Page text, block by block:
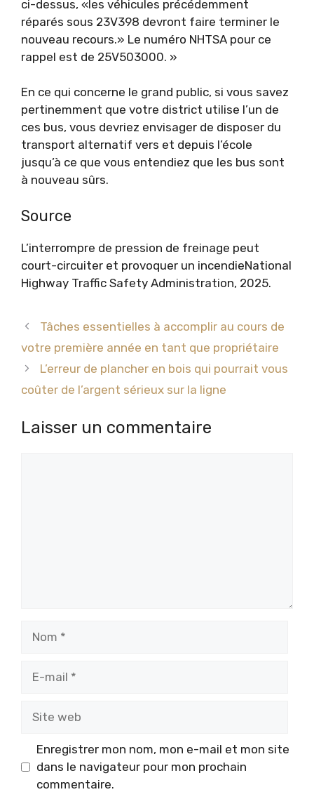
ci-dessus, «les véhicules précédemment
réparés sous 23V398 devront faire terminer le
nouveau recours.» Le numéro NHTSA pour ce
rappel est de 25V503000. »
En ce qui concerne le grand public, si vous savez
pertinemment que votre district utilise l’un de
ces bus, vous devriez envisager de disposer du
transport alternatif vers et depuis l’école
jusqu’à ce que vous entendiez que les bus sont
à nouveau sûrs.
Source
L’interrompre de pression de freinage peut
court-circuiter et provoquer un incendieNational
Highway Traffic Safety Administration, 2025.
Tâches essentielles à accomplir au cours de
votre première année en tant que propriétaire
L’erreur de plancher en bois qui pourrait vous
coûter de l’argent sérieux sur la ligne
Laisser un commentaire
Enregistrer mon nom, mon e-mail et mon site
dans le navigateur pour mon prochain
commentaire.